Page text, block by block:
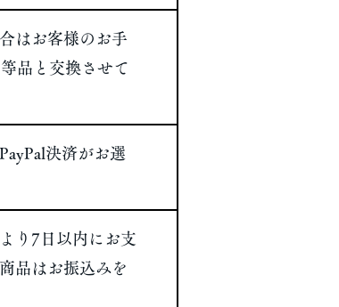
はお客様のお手
品と交換させて
決済がお選
り7日以内にお支
品はお振込みを